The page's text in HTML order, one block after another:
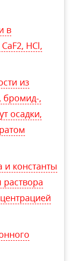
в
HCl,
из
бромид-,
осадки,
и константы
раствора